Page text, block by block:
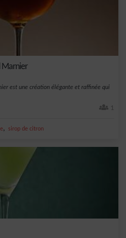
Marnier
est une création élégante et raffinée qui
1
, sirop de citron